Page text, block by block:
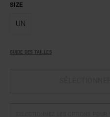
SIZE
UN
GUIDE DES TAILLES